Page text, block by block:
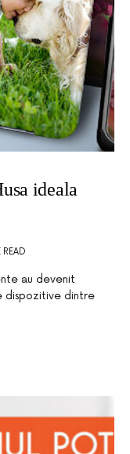
ideala
READ
au devenit
dispozitive dintre